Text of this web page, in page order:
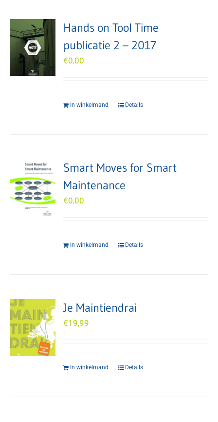
Hands on Tool Time
publicatie 2 – 2017
€0,00
In winkelmand Details
Smart Moves for Smart
Maintenance
€0,00
In winkelmand Details
Je Maintiendrai
€19,99
In winkelmand Details